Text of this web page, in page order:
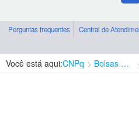
Perguntas frequentes Central de
Você está aqui:CNPq Bolsas e Auxílios Vigentes